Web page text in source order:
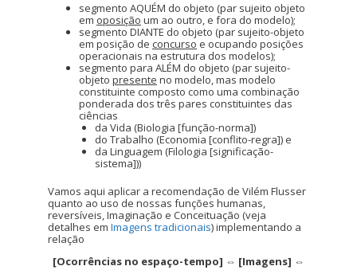
segmento AQUÉM do objeto (par sujeito objeto
em oposição um ao outro, e fora do modelo);
segmento DIANTE do objeto (par sujeito-objeto
em posição de concurso e ocupando posições
operacionais na estrutura dos modelos);
segmento para ALÉM do objeto (par sujeito-
objeto presente no modelo, mas modelo
constituinte composto como uma combinação
ponderada dos três pares constituintes das
ciências
da Vida (Biologia [função-norma])
do Trabalho (Economia [conflito-regra]) e
da Linguagem (Filologia [significação-
sistema]))
Vamos aqui aplicar a recomendação de Vilém Flusser
quanto ao uso de nossas funções humanas,
reversíveis, Imaginação e Conceituação (veja
detalhes em Imagens tradicionais) implementando a
relação
[Ocorrências no espaço-tempo] ⇔ [Imagens] ⇔